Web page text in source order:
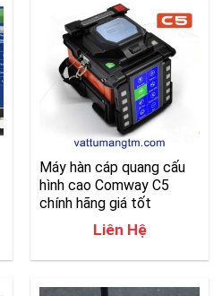
Máy hàn cáp quang cấu
hình cao Comway C5
chính hãng giá tốt
Liên Hệ